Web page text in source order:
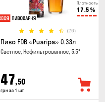
Плотность
17.5 %
(26)
Пиво FDB «Puaripa» 0.33л
Светлое, Нефильтрованное, 5.5°
47,50
грн за 1 шт